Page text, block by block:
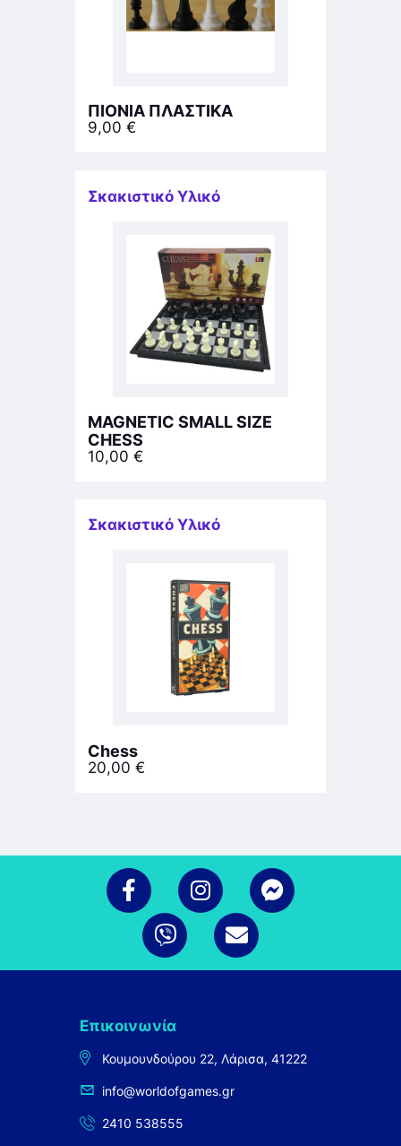
ΠΙΟΝΙΑ ΠΛΑΣΤΙΚΑ
9,00 €
Σκακιστικό Υλικό
MAGNETIC SMALL SIZE
CHESS
10,00 €
Σκακιστικό Υλικό
Chess
20,00 €
Επικοινωνία
Κουμουνδούρου 22, Λάρισα, 41222
info@worldofgames.gr
2410 538555